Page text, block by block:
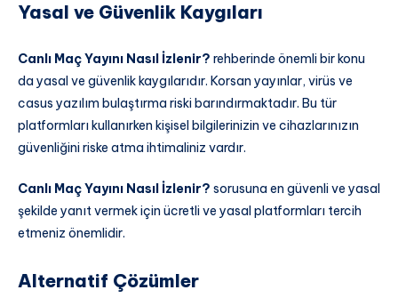
Yasal ve Güvenlik Kaygıları
Canlı Maç Yayını Nasıl İzlenir? rehberinde önemli bir konu
da yasal ve güvenlik kaygılarıdır. Korsan yayınlar, virüs ve
casus yazılım bulaştırma riski barındırmaktadır. Bu tür
platformları kullanırken kişisel bilgilerinizin ve cihazlarınızın
güvenliğini riske atma ihtimaliniz vardır.
Canlı Maç Yayını Nasıl İzlenir? sorusuna en güvenli ve yasal
şekilde yanıt vermek için ücretli ve yasal platformları tercih
etmeniz önemlidir.
Alternatif Çözümler